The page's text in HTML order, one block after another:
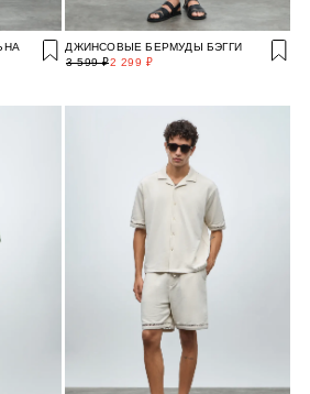
ДЖИНСОВЫЕ БЕРМУДЫ БЭГГИ
2 299 ₽
3 599 ₽